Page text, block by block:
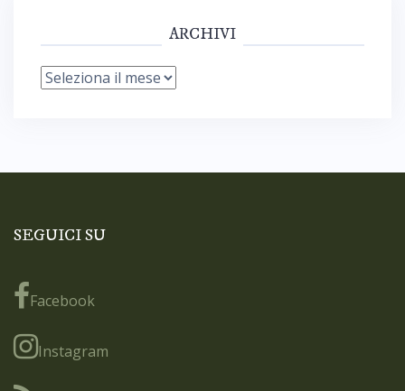
ARCHIVI
Archivi
SEGUICI SU
Facebook
Instagram